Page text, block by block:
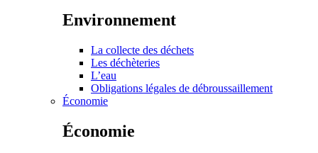
Environnement
La collecte des déchets
Les déchèteries
L’eau
Obligations légales de débroussaillement
Économie
Économie